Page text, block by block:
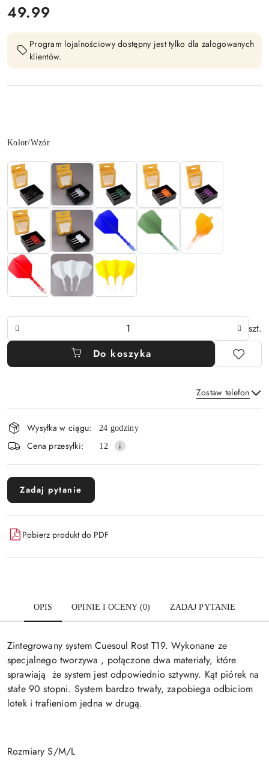
cena:
49.99
Program lojalnościowy dostępny jest tylko dla zalogowanych
klientów.
Wariant
Kolor/Wzór
szt.
Do koszyka
Zostaw telefon
Wyślij
i
dostawa
Wysyłka w ciągu: 24 godziny
Cena przesyłki: 12
Zadaj pytanie
Pobierz produkt do PDF
OPIS OPINIE I OCENY (0) ZADAJ PYTANIE
Zintegrowany system Cuesoul Rost T19. Wykonane ze
specjalnego tworzywa , połączone dwa materiały, które
sprawiają że system jest odpowiednio sztywny. Kąt piórek na
stałe 90 stopni. System bardzo trwały, zapobiega odbiciom
lotek i trafieniom jedna w drugą.
Rozmiary S/M/L